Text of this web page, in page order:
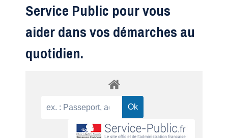
Service Public pour vous
aider dans vos démarches au
quotidien.